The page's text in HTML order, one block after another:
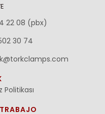
22 08 (pbx)
30 74
Politikası